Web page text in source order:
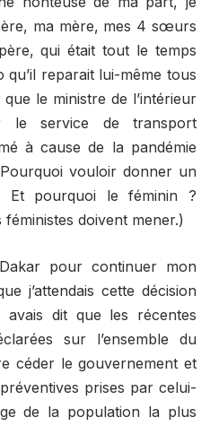
ma mère, mes 4 sœurs
qui était tout le temps
reparait lui-même tous
le ministre de l’intérieur
le service de transport
à cause de la pandémie
vouloir donner un
Et pourquoi le féminin ?
doivent mener.)
pour continuer mon
j’attendais cette décision
dit que les récentes
sur l’ensemble du
céder le gouvernement et
prises par celui-
de la population la plus